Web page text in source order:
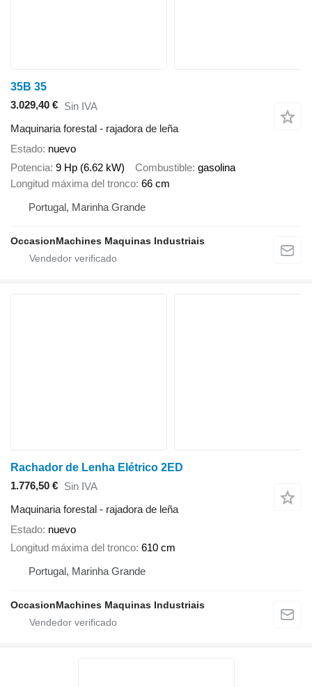
35B 35
3.029,40 € Sin IVA
Maquinaria forestal - rajadora de leña
Estado nuevo
Potencia 9 Hp (6.62 kW) Combustible gasolina
Longitud máxima del tronco 66 cm
Portugal, Marinha Grande
OccasionMachines Maquinas Industriais
Rachador de Lenha Elétrico 2ED
1.776,50 € Sin IVA
Maquinaria forestal - rajadora de leña
Estado nuevo
Longitud máxima del tronco 610 cm
Portugal, Marinha Grande
OccasionMachines Maquinas Industriais